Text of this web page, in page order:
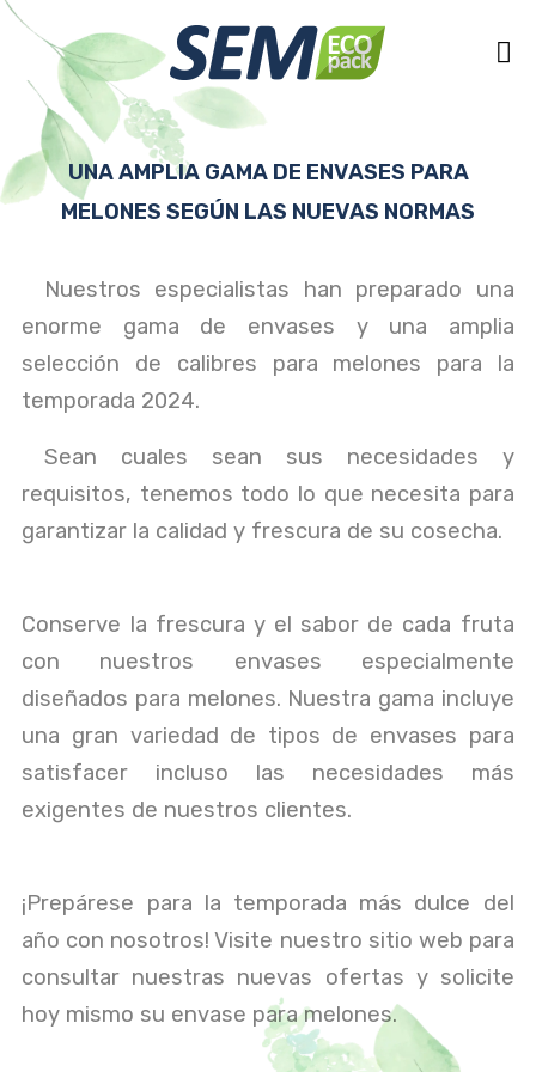
UNA AMPLIA GAMA DE ENVASES PARA
MELONES SEGÚN LAS NUEVAS NORMAS
Nuestros especialistas han preparado una
enorme gama de envases y una amplia
selección de calibres para melones para la
temporada 2024.
Sean cuales sean sus necesidades y
requisitos, tenemos todo lo que necesita para
garantizar la calidad y frescura de su cosecha.
Conserve la frescura y el sabor de cada fruta
con nuestros envases especialmente
diseñados para melones. Nuestra gama incluye
una gran variedad de tipos de envases para
satisfacer incluso las necesidades más
exigentes de nuestros clientes.
¡Prepárese para la temporada más dulce del
año con nosotros! Visite nuestro sitio web para
consultar nuestras nuevas ofertas y solicite
hoy mismo su envase para melones.